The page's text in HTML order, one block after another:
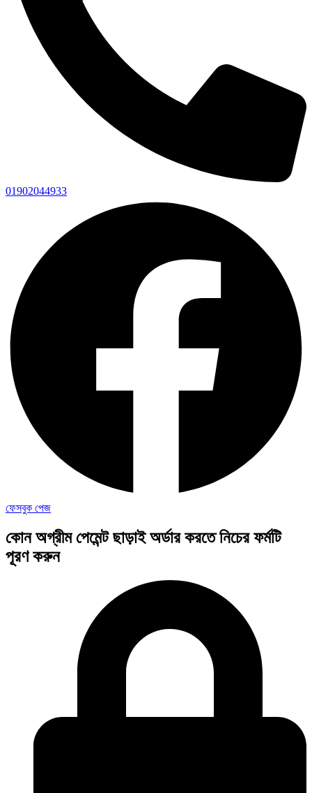
01902044933
ফেসবুক পেজ
কোন অগ্রীম পেমেন্ট ছাড়াই অর্ডার করতে নিচের ফর্মটি
পূরণ করুন